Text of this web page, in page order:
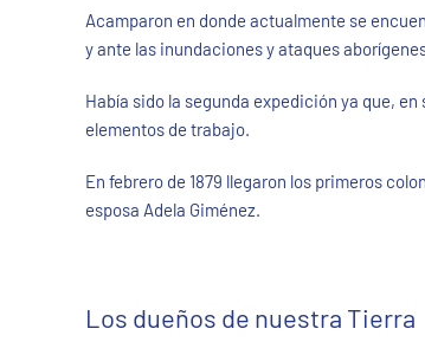
Acamparon en donde actualmente se
y ante las inundaciones y ataques
Había sido la segunda expedición ya que,
elementos de trabajo.
En febrero de 1879 llegaron los primeros
esposa Adela Giménez.
Los dueños de nuestra Tierra